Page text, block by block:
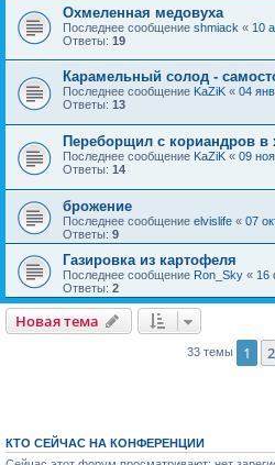
Охмеленная медовуха
Последнее сообщение shmiack « 10
Ответы: 19
Карамельный солод -
Последнее сообщение KaZiK « 04
Ответы: 13
Переборщил с кориандров в
Последнее сообщение KaZiK « 09
Ответы: 14
брожение
Последнее сообщение elvislife « 07
Ответы: 9
Газировка из картофеля
Последнее сообщение Ron_Sky « 16
Ответы: 2
Новая тема
33 темы 1 2
КТО СЕЙЧАС НА КОНФЕРЕНЦИИ